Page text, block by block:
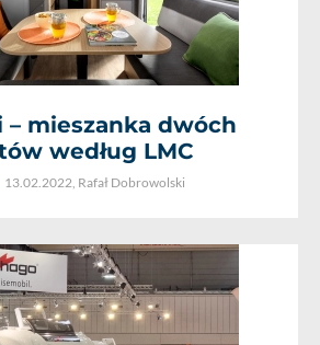
– mieszanka dwóch
według LMC
13.02.2022, Rafał Dobrowolski